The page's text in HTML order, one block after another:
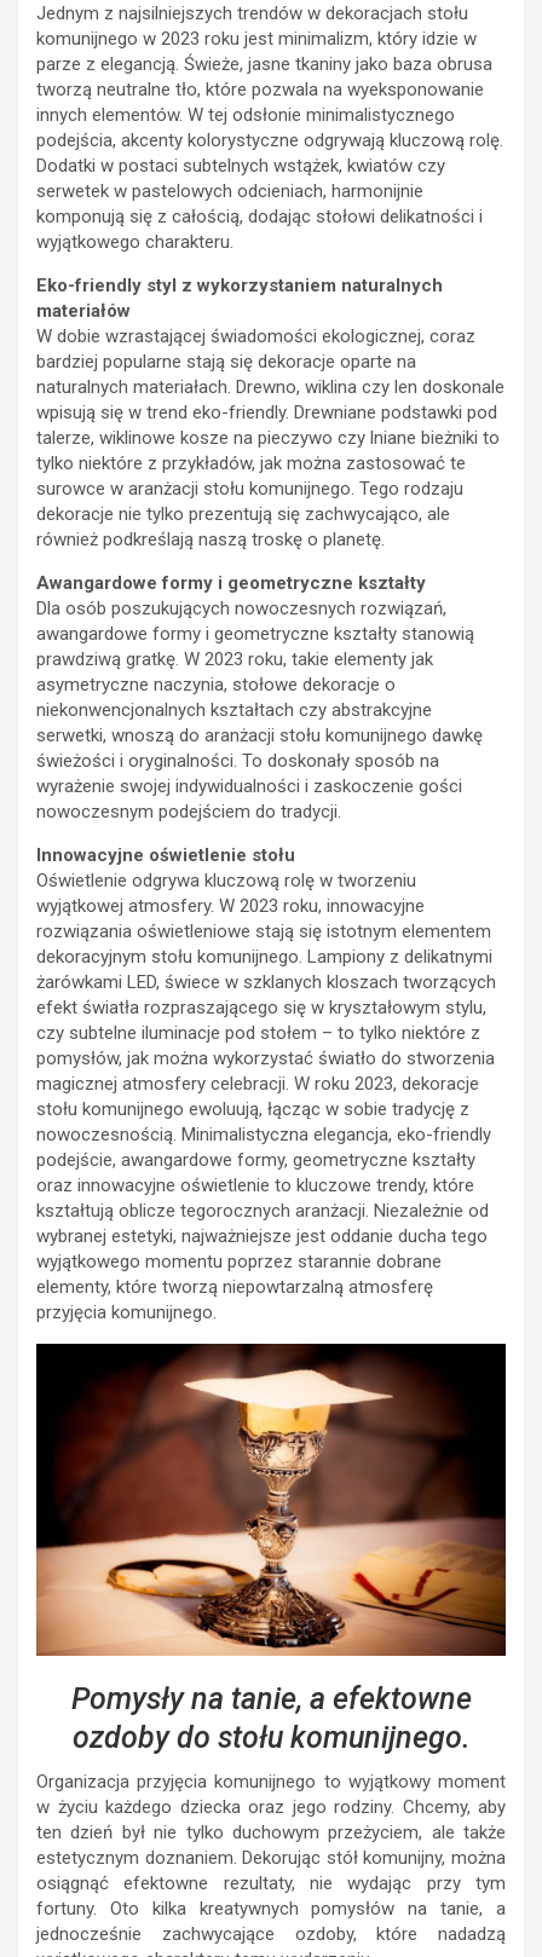
Jednym z najsilniejszych trendów w dekoracjach stołu
komunijnego w 2023 roku jest minimalizm, który idzie w
parze z elegancją. Świeże, jasne tkaniny jako baza obrusa
tworzą neutralne tło, które pozwala na wyeksponowanie
innych elementów. W tej odsłonie minimalistycznego
podejścia, akcenty kolorystyczne odgrywają kluczową rolę.
Dodatki w postaci subtelnych wstążek, kwiatów czy
serwetek w pastelowych odcieniach, harmonijnie
komponują się z całością, dodając stołowi delikatności i
wyjątkowego charakteru.
Eko-friendly styl z wykorzystaniem naturalnych
materiałów
W dobie wzrastającej świadomości ekologicznej, coraz
bardziej popularne stają się dekoracje oparte na
naturalnych materiałach. Drewno, wiklina czy len doskonale
wpisują się w trend eko-friendly. Drewniane podstawki pod
talerze, wiklinowe kosze na pieczywo czy lniane bieżniki to
tylko niektóre z przykładów, jak można zastosować te
surowce w aranżacji stołu komunijnego. Tego rodzaju
dekoracje nie tylko prezentują się zachwycająco, ale
również podkreślają naszą troskę o planetę.
Awangardowe formy i geometryczne kształty
Dla osób poszukujących nowoczesnych rozwiązań,
awangardowe formy i geometryczne kształty stanowią
prawdziwą gratkę. W 2023 roku, takie elementy jak
asymetryczne naczynia, stołowe dekoracje o
niekonwencjonalnych kształtach czy abstrakcyjne
serwetki, wnoszą do aranżacji stołu komunijnego dawkę
świeżości i oryginalności. To doskonały sposób na
wyrażenie swojej indywidualności i zaskoczenie gości
nowoczesnym podejściem do tradycji.
Innowacyjne oświetlenie stołu
Oświetlenie odgrywa kluczową rolę w tworzeniu
wyjątkowej atmosfery. W 2023 roku, innowacyjne
rozwiązania oświetleniowe stają się istotnym elementem
dekoracyjnym stołu komunijnego. Lampiony z delikatnymi
żarówkami LED, świece w szklanych kloszach tworzących
efekt światła rozpraszającego się w kryształowym stylu,
czy subtelne iluminacje pod stołem – to tylko niektóre z
pomysłów, jak można wykorzystać światło do stworzenia
magicznej atmosfery celebracji. W roku 2023, dekoracje
stołu komunijnego ewoluują, łącząc w sobie tradycję z
nowoczesnością. Minimalistyczna elegancja, eko-friendly
podejście, awangardowe formy, geometryczne kształty
oraz innowacyjne oświetlenie to kluczowe trendy, które
kształtują oblicze tegorocznych aranżacji. Niezależnie od
wybranej estetyki, najważniejsze jest oddanie ducha tego
wyjątkowego momentu poprzez starannie dobrane
elementy, które tworzą niepowtarzalną atmosferę
przyjęcia komunijnego.
Pomysły na tanie, a efektowne
ozdoby do stołu komunijnego.
Organizacja przyjęcia komunijnego to wyjątkowy moment
w życiu każdego dziecka oraz jego rodziny. Chcemy, aby
ten dzień był nie tylko duchowym przeżyciem, ale także
estetycznym doznaniem. Dekorując stół komunijny, można
osiągnąć efektowne rezultaty, nie wydając przy tym
fortuny. Oto kilka kreatywnych pomysłów na tanie, a
jednocześnie zachwycające ozdoby, które nadadzą